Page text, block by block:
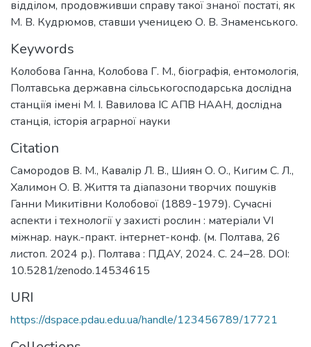
відділом, продовживши справу такої знаної постаті, як
М. В. Кудрюмов, ставши ученицею О. В. Знаменського.
Keywords
Колобова Ганна, Колобова Г. М., біографія, ентомологія,
Полтавська державна сільськогосподарська дослідна
станціїя імені М. І. Вавилова ІС АПВ НААН, дослідна
станція, історія аграрної науки
Citation
Самородов В. М., Кавалір Л. В., Шиян О. О., Кигим С. Л.,
Халимон О. В. Життя та діапазони творчих пошуків
Ганни Микитівни Колобової (1889-1979). Сучасні
аспекти і технології у захисті рослин : матеріали VI
міжнар. наук.-практ. інтернет-конф. (м. Полтава, 26
листоп. 2024 р.). Полтава : ПДАУ, 2024. С. 24–28. DOI:
10.5281/zenodo.14534615
URI
https://dspace.pdau.edu.ua/handle/123456789/17721